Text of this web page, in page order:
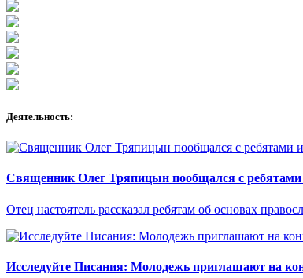
Деятельность:
Священник Олег Тряпицын пообщался с
Отец настоятель рассказал ребятам об основах
Исследуйте Писания: Молодежь приглашают на